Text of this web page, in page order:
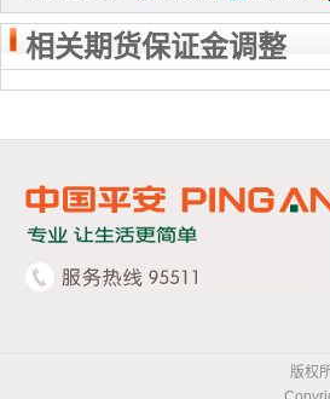
相关期货保证金调整
版权